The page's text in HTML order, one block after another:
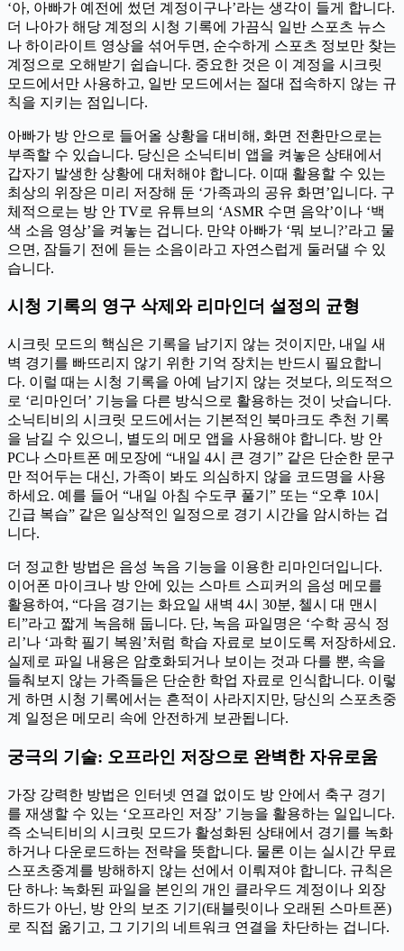
‘아, 아빠가 예전에 썼던 계정이구나’라는 생각이 들게 합니다.
더 나아가 해당 계정의 시청 기록에 가끔식 일반 스포츠 뉴스
나 하이라이트 영상을 섞어두면, 순수하게 스포츠 정보만 찾는
계정으로 오해받기 쉽습니다. 중요한 것은 이 계정을 시크릿
모드에서만 사용하고, 일반 모드에서는 절대 접속하지 않는 규
칙을 지키는 점입니다.
아빠가 방 안으로 들어올 상황을 대비해, 화면 전환만으로는
부족할 수 있습니다. 당신은 소닉티비 앱을 켜놓은 상태에서
갑자기 발생한 상황에 대처해야 합니다. 이때 활용할 수 있는
최상의 위장은 미리 저장해 둔 ‘가족과의 공유 화면’입니다. 구
체적으로는 방 안 TV로 유튜브의 ‘ASMR 수면 음악’이나 ‘백
색 소음 영상’을 켜놓는 겁니다. 만약 아빠가 ‘뭐 보니?’라고 물
으면, 잠들기 전에 듣는 소음이라고 자연스럽게 둘러댈 수 있
습니다.
시청 기록의 영구 삭제와 리마인더 설정의 균형
시크릿 모드의 핵심은 기록을 남기지 않는 것이지만, 내일 새
벽 경기를 빠뜨리지 않기 위한 기억 장치는 반드시 필요합니
다. 이럴 때는 시청 기록을 아예 남기지 않는 것보다, 의도적으
로 ‘리마인더’ 기능을 다른 방식으로 활용하는 것이 낫습니다.
소닉티비의 시크릿 모드에서는 기본적인 북마크도 추천 기록
을 남길 수 있으니, 별도의 메모 앱을 사용해야 합니다. 방 안
PC나 스마트폰 메모장에 “내일 4시 큰 경기” 같은 단순한 문구
만 적어두는 대신, 가족이 봐도 의심하지 않을 코드명을 사용
하세요. 예를 들어 “내일 아침 수도쿠 풀기” 또는 “오후 10시
긴급 복습” 같은 일상적인 일정으로 경기 시간을 암시하는 겁
니다.
더 정교한 방법은 음성 녹음 기능을 이용한 리마인더입니다.
이어폰 마이크나 방 안에 있는 스마트 스피커의 음성 메모를
활용하여, “다음 경기는 화요일 새벽 4시 30분, 첼시 대 맨시
티”라고 짧게 녹음해 둡니다. 단, 녹음 파일명은 ‘수학 공식 정
리’나 ‘과학 필기 복원’처럼 학습 자료로 보이도록 저장하세요.
실제로 파일 내용은 암호화되거나 보이는 것과 다를 뿐, 속을
들춰보지 않는 가족들은 단순한 학업 자료로 인식합니다. 이렇
게 하면 시청 기록에서는 흔적이 사라지지만, 당신의 스포츠중
계 일정은 메모리 속에 안전하게 보관됩니다.
궁극의 기술: 오프라인 저장으로 완벽한 자유로움
가장 강력한 방법은 인터넷 연결 없이도 방 안에서 축구 경기
를 재생할 수 있는 ‘오프라인 저장’ 기능을 활용하는 일입니다.
즉 소닉티비의 시크릿 모드가 활성화된 상태에서 경기를 녹화
하거나 다운로드하는 전략을 뜻합니다. 물론 이는 실시간 무료
스포츠중계를 방해하지 않는 선에서 이뤄져야 합니다. 규칙은
단 하나: 녹화된 파일을 본인의 개인 클라우드 계정이나 외장
하드가 아닌, 방 안의 보조 기기(태블릿이나 오래된 스마트폰)
로 직접 옮기고, 그 기기의 네트워크 연결을 차단하는 겁니다.